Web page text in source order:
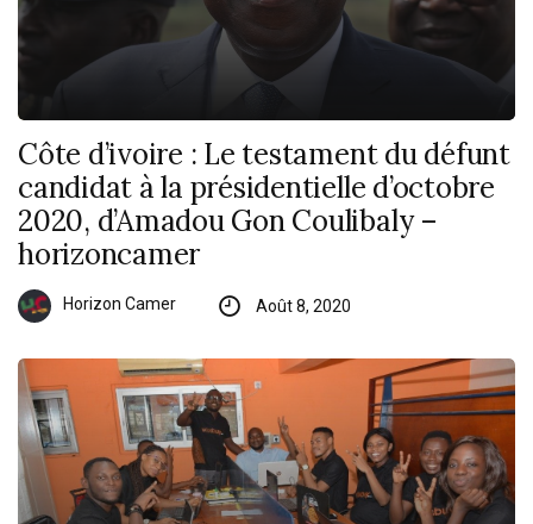
Côte d’ivoire : Le testament du défunt
candidat à la présidentielle d’octobre
2020, d’Amadou Gon Coulibaly –
horizoncamer
Horizon Camer Août 8, 2020